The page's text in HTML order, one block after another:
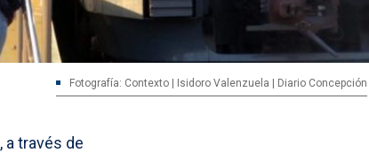
Fotografía: Contexto | Isidoro Valenzuela | Diario Concepción
, a través de